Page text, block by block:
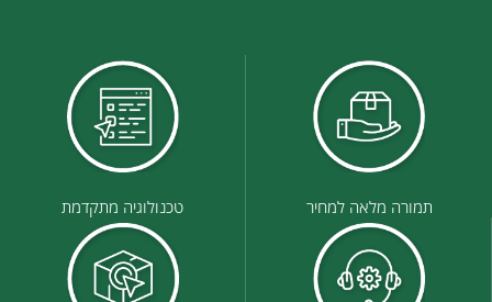
תמורה מלאה למחיר טכנולוגיה מתקדמת